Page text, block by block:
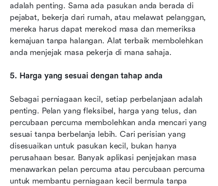
adalah penting. Sama ada pasukan anda berada di
pejabat, bekerja dari rumah, atau melawat pelanggan,
mereka harus dapat merekod masa dan memeriksa
kemajuan tanpa halangan. Alat terbaik membolehkan
anda menjejak masa pekerja di mana sahaja.
5. Harga yang sesuai dengan tahap anda
Sebagai perniagaan kecil, setiap perbelanjaan adalah
penting. Pelan yang fleksibel, harga yang telus, dan
percubaan percuma membolehkan anda mencari yang
sesuai tanpa berbelanja lebih. Cari perisian yang
disesuaikan untuk pasukan kecil, bukan hanya
perusahaan besar. Banyak aplikasi penjejakan masa
menawarkan pelan percuma atau percubaan percuma
untuk membantu perniagaan kecil bermula tanpa